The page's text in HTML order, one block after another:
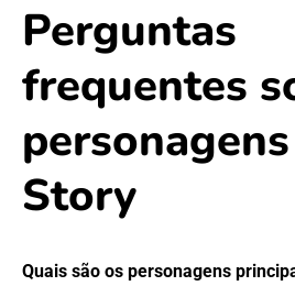
Perguntas
frequentes
Story
Quais são os personagens